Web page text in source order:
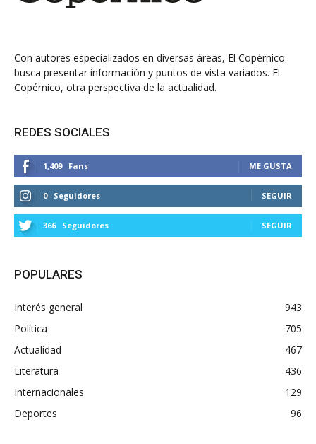
Con autores especializados en diversas áreas, El Copérnico
busca presentar información y puntos de vista variados. El
Copérnico, otra perspectiva de la actualidad.
REDES SOCIALES
1,409 Fans ME GUSTA
0 Seguidores SEGUIR
366 Seguidores SEGUIR
POPULARES
Interés general
943
Política
705
Actualidad
467
Literatura
436
Internacionales
129
Deportes
96